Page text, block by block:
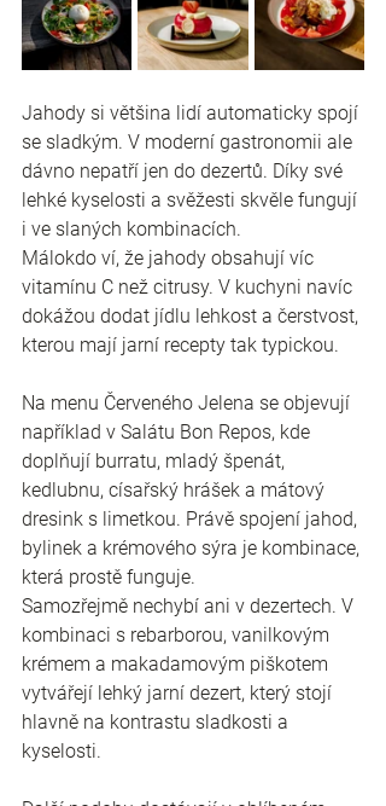
Jahody si většina lidí automaticky spojí
se sladkým. V moderní gastronomii ale
dávno nepatří jen do dezertů. Díky své
lehké kyselosti a svěžesti skvěle fungují
i ve slaných kombinacích.
Málokdo ví, že jahody obsahují víc
vitamínu C než citrusy. V kuchyni navíc
dokážou dodat jídlu lehkost a čerstvost,
kterou mají jarní recepty tak typickou.
Na menu Červeného Jelena se objevují
například v Salátu Bon Repos, kde
doplňují burratu, mladý špenát,
kedlubnu, císařský hrášek a mátový
dresink s limetkou. Právě spojení jahod,
bylinek a krémového sýra je kombinace,
která prostě funguje.
Samozřejmě nechybí ani v dezertech. V
kombinaci s rebarborou, vanilkovým
krémem a makadamovým piškotem
vytvářejí lehký jarní dezert, který stojí
hlavně na kontrastu sladkosti a
kyselosti.